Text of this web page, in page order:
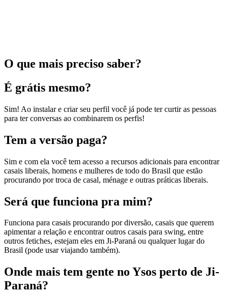
O que mais preciso saber?
É grátis mesmo?
Sim! Ao instalar e criar seu perfil você já pode ter curtir as pessoas
para ter conversas ao combinarem os perfis!
Tem a versão paga?
Sim e com ela você tem acesso a recursos adicionais para encontrar
casais liberais, homens e mulheres de todo do Brasil que estão
procurando por troca de casal, ménage e outras práticas liberais.
Será que funciona pra mim?
Funciona para casais procurando por diversão, casais que querem
apimentar a relação e encontrar outros casais para swing, entre
outros fetiches, estejam eles em Ji-Paraná ou qualquer lugar do
Brasil (pode usar viajando também).
Onde mais tem gente no Ysos perto de Ji-
Paraná?